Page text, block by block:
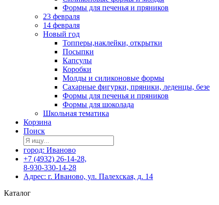
Формы для печенья и пряников
23 февраля
14 февраля
Новый год
Топперы,наклейки, открытки
Посыпки
Капсулы
Коробки
Молды и силиконовые формы
Сахарные фигурки, пряники, леденцы, безе
Формы для печенья и пряников
Формы для шоколада
Школьная тематика
Корзина
Поиск
город: Иваново
+7 (4932) 26-14-28,
8-930-330-14-28
Адрес: г. Иваново, ул. Палехская, д. 14
Каталог